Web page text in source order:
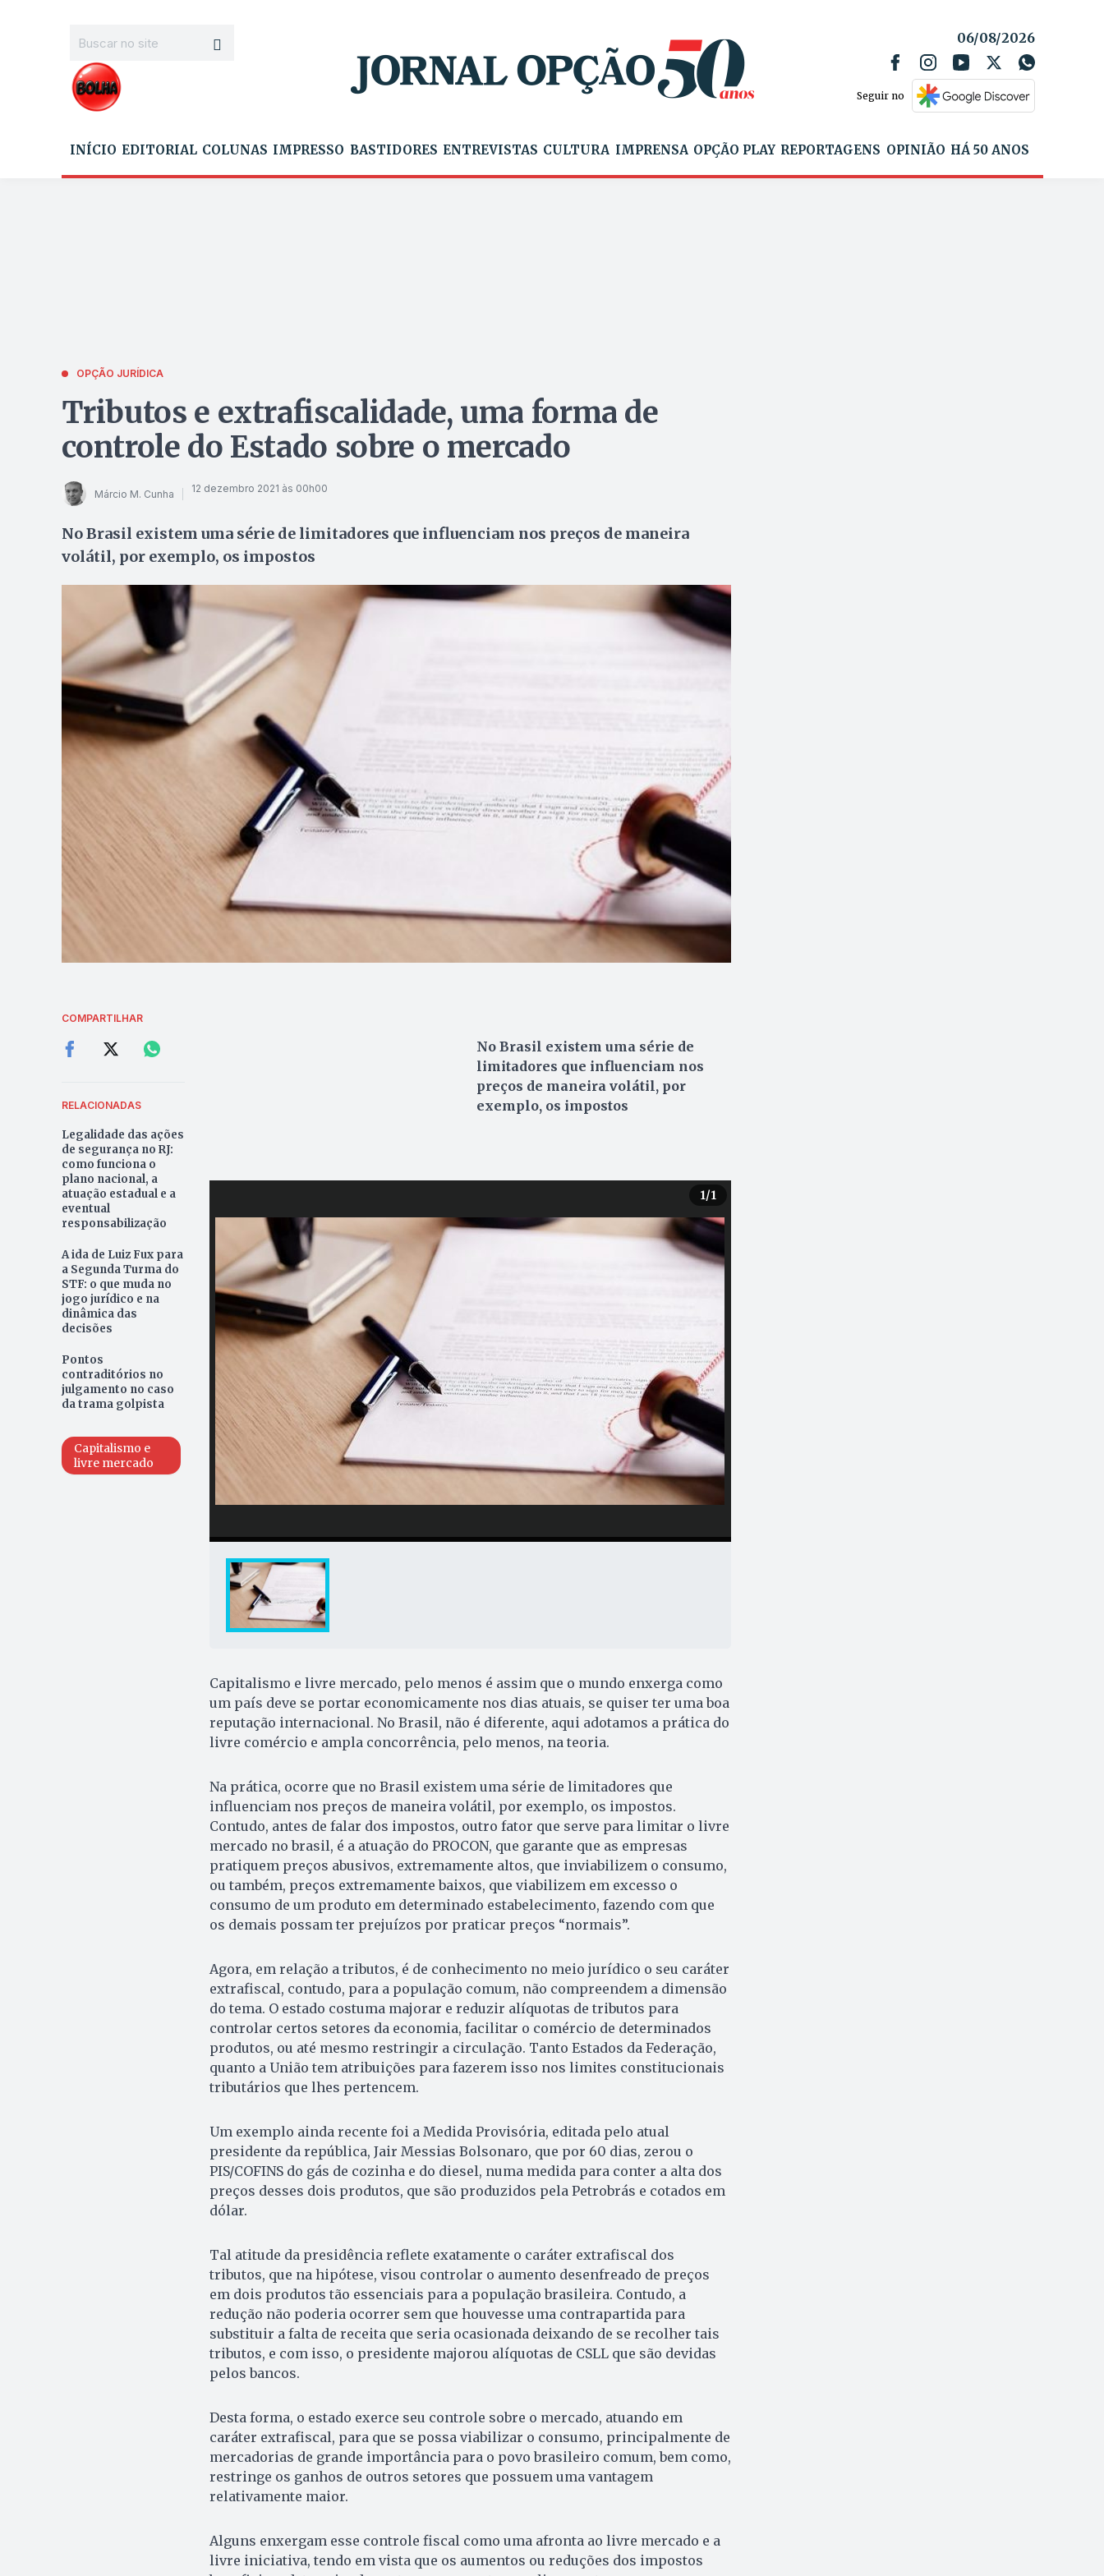
06/08/2026
Seguir no
INÍCIO EDITORIAL COLUNAS IMPRESSO BASTIDORES ENTREVISTAS CULTURA IMPRENSA OPÇÃO PLAY REPORTAGENS OPINIÃO HÁ 50 ANOS
OPÇÃO JURÍDICA
Tributos e extrafiscalidade, uma forma de
controle do Estado sobre o mercado
Márcio M. Cunha 12 dezembro 2021 às 00h00
No Brasil existem uma série de limitadores que influenciam nos preços de maneira
volátil, por exemplo, os impostos
COMPARTILHAR
RELACIONADAS
Legalidade das ações
de segurança no RJ:
como funciona o
plano nacional, a
atuação estadual e a
eventual
responsabilização
A ida de Luiz Fux para
a Segunda Turma do
STF: o que muda no
jogo jurídico e na
dinâmica das
decisões
Pontos
contraditórios no
julgamento no caso
da trama golpista
Capitalismo e
livre mercado
No Brasil existem uma série de
limitadores que influenciam nos
preços de maneira volátil, por
exemplo, os impostos
1/1
Capitalismo e livre mercado, pelo menos é assim que o mundo enxerga como
um país deve se portar economicamente nos dias atuais, se quiser ter uma boa
reputação internacional. No Brasil, não é diferente, aqui adotamos a prática do
livre comércio e ampla concorrência, pelo menos, na teoria.
Na prática, ocorre que no Brasil existem uma série de limitadores que
influenciam nos preços de maneira volátil, por exemplo, os impostos.
Contudo, antes de falar dos impostos, outro fator que serve para limitar o livre
mercado no brasil, é a atuação do PROCON, que garante que as empresas
pratiquem preços abusivos, extremamente altos, que inviabilizem o consumo,
ou também, preços extremamente baixos, que viabilizem em excesso o
consumo de um produto em determinado estabelecimento, fazendo com que
os demais possam ter prejuízos por praticar preços “normais”.
Agora, em relação a tributos, é de conhecimento no meio jurídico o seu caráter
extrafiscal, contudo, para a população comum, não compreendem a dimensão
do tema. O estado costuma majorar e reduzir alíquotas de tributos para
controlar certos setores da economia, facilitar o comércio de determinados
produtos, ou até mesmo restringir a circulação. Tanto Estados da Federação,
quanto a União tem atribuições para fazerem isso nos limites constitucionais
tributários que lhes pertencem.
Um exemplo ainda recente foi a Medida Provisória, editada pelo atual
presidente da república, Jair Messias Bolsonaro, que por 60 dias, zerou o
PIS/COFINS do gás de cozinha e do diesel, numa medida para conter a alta dos
preços desses dois produtos, que são produzidos pela Petrobrás e cotados em
dólar.
Tal atitude da presidência reflete exatamente o caráter extrafiscal dos
tributos, que na hipótese, visou controlar o aumento desenfreado de preços
em dois produtos tão essenciais para a população brasileira. Contudo, a
redução não poderia ocorrer sem que houvesse uma contrapartida para
substituir a falta de receita que seria ocasionada deixando de se recolher tais
tributos, e com isso, o presidente majorou alíquotas de CSLL que são devidas
pelos bancos.
Desta forma, o estado exerce seu controle sobre o mercado, atuando em
caráter extrafiscal, para que se possa viabilizar o consumo, principalmente de
mercadorias de grande importância para o povo brasileiro comum, bem como,
restringe os ganhos de outros setores que possuem uma vantagem
relativamente maior.
Alguns enxergam esse controle fiscal como uma afronta ao livre mercado e a
livre iniciativa, tendo em vista que os aumentos ou reduções dos impostos